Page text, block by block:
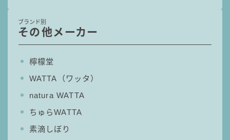
ブランド別
その他メーカー
檸檬堂
WATTA（ワッタ）
natura WATTA
ちゅらWATTA
素滴しぼり